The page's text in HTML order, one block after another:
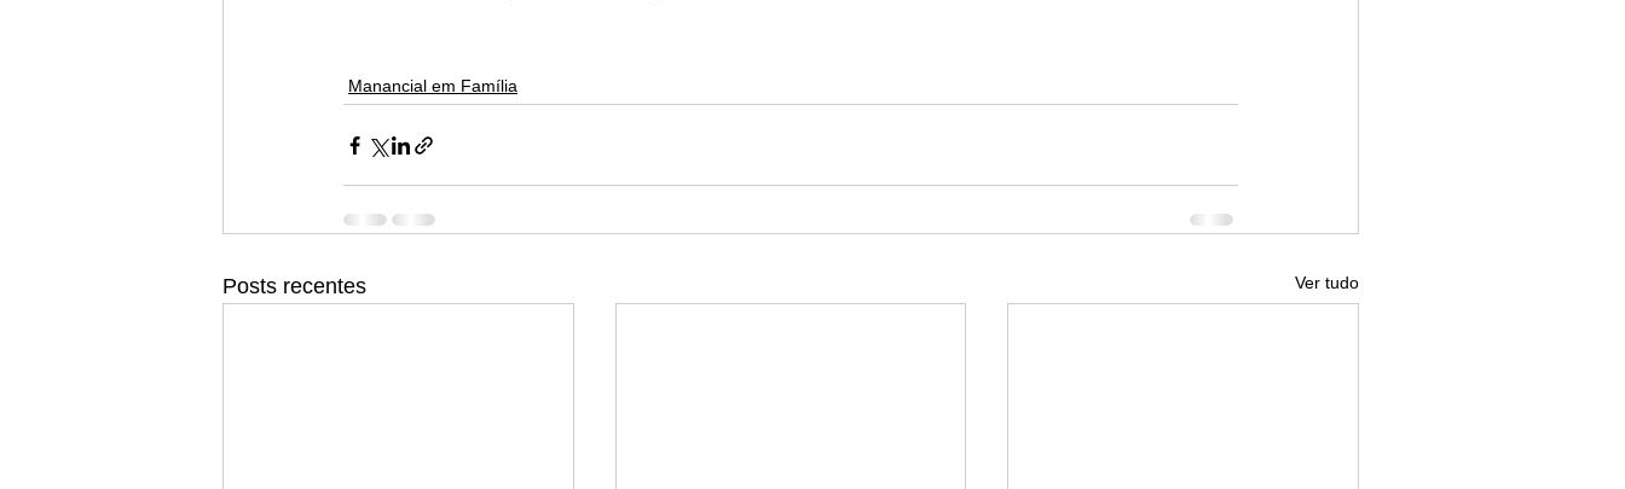
Manancial em Família
Posts recentes Ver tudo